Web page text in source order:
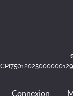
CPI75012025000000129
Connexion